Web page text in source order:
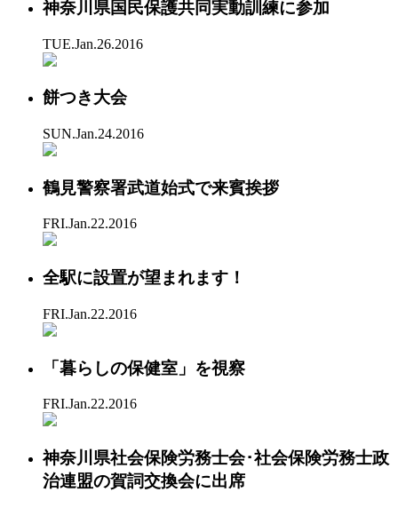
神奈川県国民保護共同実動訓練に参加
TUE.Jan.26.2016
餅つき大会
SUN.Jan.24.2016
鶴見警察署武道始式で来賓挨拶
FRI.Jan.22.2016
全駅に設置が望まれます！
FRI.Jan.22.2016
「暮らしの保健室」を視察
FRI.Jan.22.2016
神奈川県社会保険労務士会･社会保険労務士政
治連盟の賀詞交換会に出席